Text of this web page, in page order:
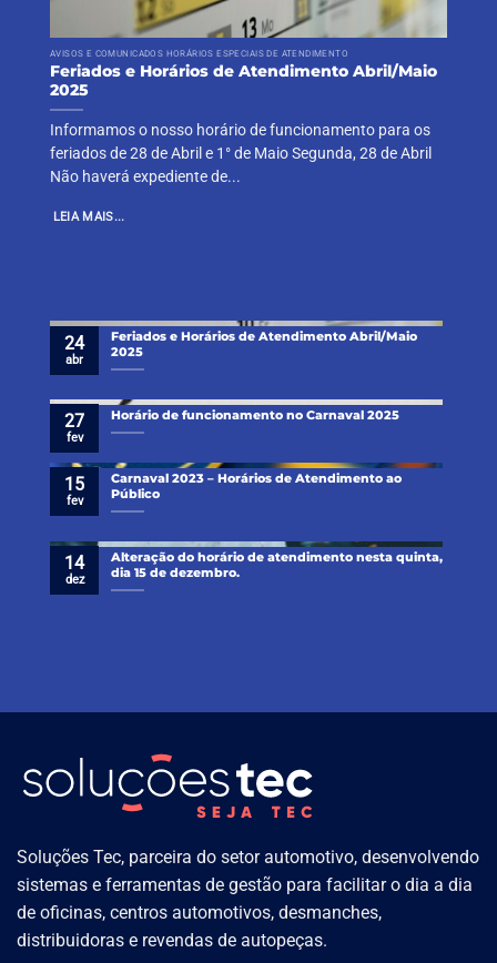
AVISOS E COMUNICADOS HORÁRIOS ESPECIAIS DE ATENDIMENTO
Feriados e Horários de Atendimento Abril/Maio
2025
Informamos o nosso horário de funcionamento para os
feriados de 28 de Abril e 1° de Maio Segunda, 28 de Abril
Não haverá expediente de...
LEIA MAIS...
Feriados e Horários de Atendimento Abril/Maio
2025
24
abr
Horário de funcionamento no Carnaval 2025
27
fev
Carnaval 2023 – Horários de Atendimento ao
Público
15
fev
Alteração do horário de atendimento nesta quinta,
dia 15 de dezembro.
14
dez
Soluções Tec, parceira do setor automotivo, desenvolvendo
sistemas e ferramentas de gestão para facilitar o dia a dia
de oficinas, centros automotivos, desmanches,
distribuidoras e revendas de autopeças.